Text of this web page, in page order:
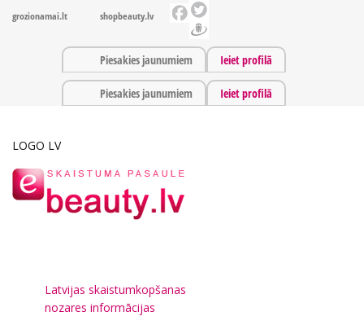
grozionamai.lt shopbeauty.lv
Piesakies jaunumiem Ieiet profilā
Piesakies jaunumiem Ieiet profilā
LOGO LV
Latvijas skaistumkopšanas
nozares informācijas